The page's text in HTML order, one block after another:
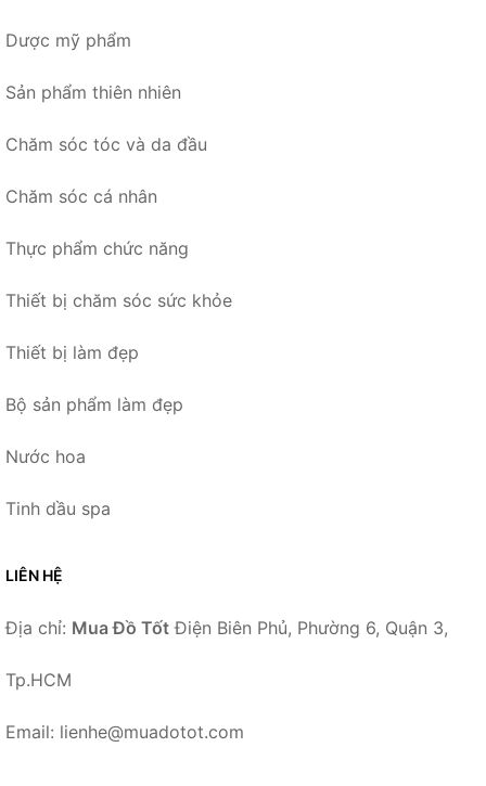
Dược mỹ phẩm
Sản phẩm thiên nhiên
Chăm sóc tóc và da đầu
Chăm sóc cá nhân
Thực phẩm chức năng
Thiết bị chăm sóc sức khỏe
Thiết bị làm đẹp
Bộ sản phẩm làm đẹp
Nước hoa
Tinh dầu spa
LIÊN HỆ
Địa chỉ: Mua Đồ Tốt Điện Biên Phủ, Phường 6, Quận 3,
Tp.HCM
Email: lienhe@muadotot.com